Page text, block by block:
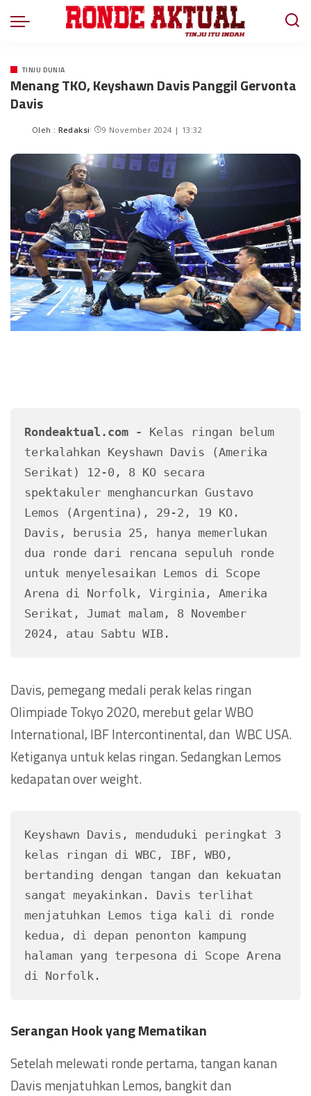
TINJU DUNIA
Menang TKO, Keyshawn Davis Panggil Gervonta
Davis
Oleh : Redaksi 9 November 2024 | 13:32
Rondeaktual.com - Kelas ringan belum
terkalahkan Keyshawn Davis (Amerika
Serikat) 12-0, 8 KO secara
spektakuler menghancurkan Gustavo
Lemos (Argentina), 29-2, 19 KO.
Davis, berusia 25, hanya memerlukan
dua ronde dari rencana sepuluh ronde
untuk menyelesaikan Lemos di Scope
Arena di Norfolk, Virginia, Amerika
Serikat, Jumat malam, 8 November
2024, atau Sabtu WIB.
Davis, pemegang medali perak kelas ringan
Olimpiade Tokyo 2020, merebut gelar WBO
International, IBF Intercontinental, dan WBC USA.
Ketiganya untuk kelas ringan. Sedangkan Lemos
kedapatan over weight.
Keyshawn Davis, menduduki peringkat 3
kelas ringan di WBC, IBF, WBO,
bertanding dengan tangan dan kekuatan
sangat meyakinkan. Davis terlihat
menjatuhkan Lemos tiga kali di ronde
kedua, di depan penonton kampung
halaman yang terpesona di Scope Arena
di Norfolk.
Serangan Hook yang Mematikan
Setelah melewati ronde pertama, tangan kanan
Davis menjatuhkan Lemos, bangkit dan